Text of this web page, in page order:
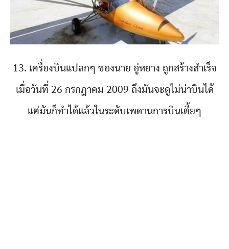
13. เครื่องบินแปลกๆ ของนาย อู่หยาง ถูกสร้างสำเร็จ
เมื่อวันที่ 26 กรกฎาคม 2009 ถึงมันจะดูไม่น่าบินได้
แต่มันก็ทำได้แล้วในระดับเพดานการบินเตี้ยๆ